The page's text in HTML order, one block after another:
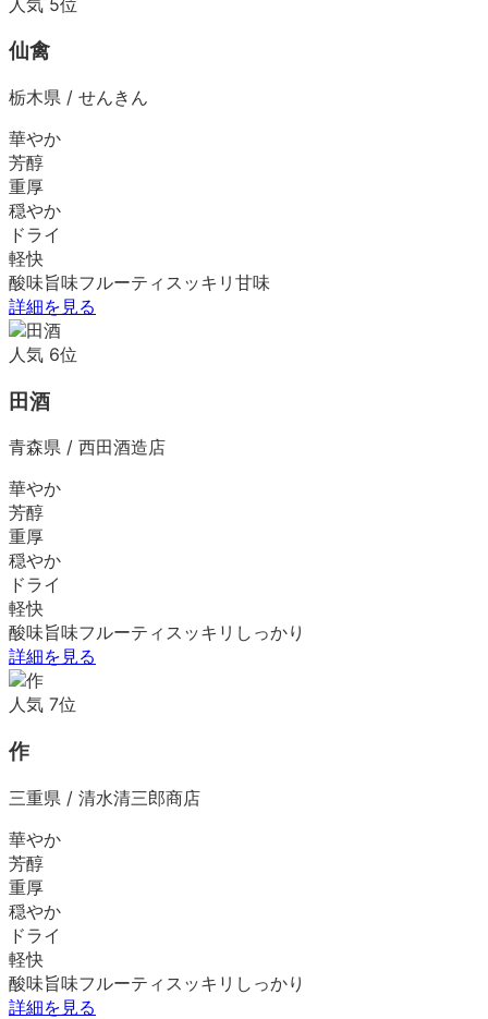
仙禽
栃木県 / せんきん
華やか
芳醇
重厚
穏やか
ドライ
軽快
酸味旨味フルーティ スッキリ 甘味
詳細を見る
人気 6位
田酒
青森県 / 西田酒造店
華やか
芳醇
重厚
穏やか
ドライ
軽快
酸味旨味フルーティ スッキリ しっかり
詳細を見る
人気 7位
作
三重県 / 清水清三郎商店
華やか
芳醇
重厚
穏やか
ドライ
軽快
酸味旨味フルーティ スッキリ しっかり
詳細を見る